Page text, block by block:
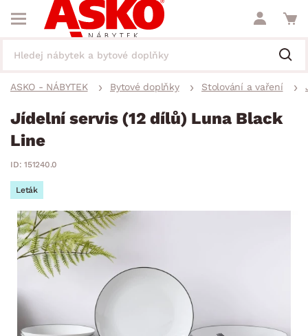
ASKO - NÁBYTEK Bytové doplňky Stolování a vaření
Jídelní servis (12 dílů) Luna Black
Line
ID: 151240.0
Leták